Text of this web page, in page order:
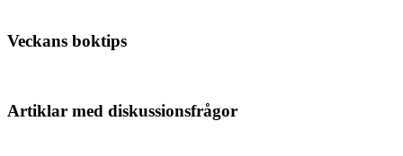
Veckans boktips
Artiklar med diskussionsfrågor